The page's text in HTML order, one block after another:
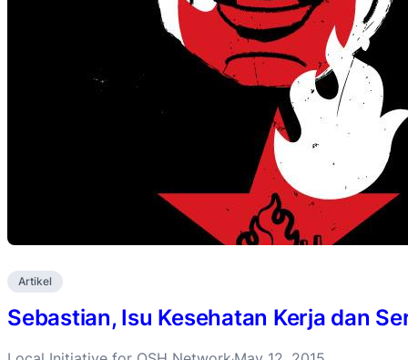
Artikel
Sebastian, Isu Kesehatan Kerja dan